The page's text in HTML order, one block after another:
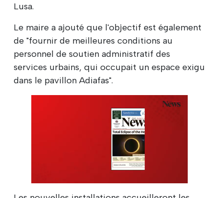
Lusa.
Le maire a ajouté que l'objectif est également
de "fournir de meilleures conditions au
personnel de soutien administratif des
services urbains, qui occupait un espace exigu
dans le pavillon Adiafas".